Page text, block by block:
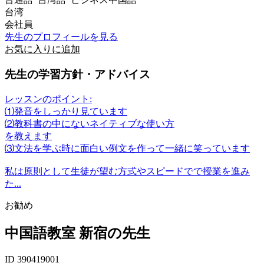
台湾
会社員
先生のプロフィールを見る
お気に入りに追加
先生の学習方針・アドバイス
レッスンのポイント:
⑴発音をしっかり見ています
⑵教科書の中にないネイティブな使い方
を教えます
⑶文法を学ぶ時に面白い例文を作って一緒に笑っています
私は原則として生徒が望む方式やスピードでで授業を進み
た...
お勧め
中国語教室 新宿の先生
ID 390419001